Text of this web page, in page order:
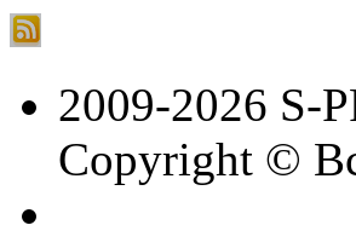
2009-2026 S-
Copyright ©